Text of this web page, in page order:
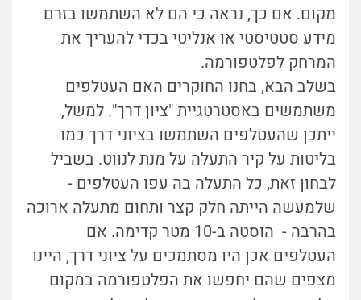
מקום. אם כך, נראה כי הם לא השתמשו בזרם
מידע סטטיסטי או אנליטי בכדי להעריך את
המרחק לפלטפורמה.
בשלב הבא, בחנו החוקרים האם העטלפים
משתמשים באסטרטגיית "ציון דרך". למשל,
ייתכן שהעטלפים השתמשו בציוני דרך כמו
בליטות על קיר התעלה על מנת לנווט. בשביל
לבחון זאת, כל התעלה בה עפו העטלפים -
שלמעשה הייתה חלק קצר ותחום מתעלה ארוכה
בהרבה - הוסטה ב-10 מטר קדימה. אם
העטלפים אכן היו מסתמכים על ציוני דרך, היינו
מצפים שהם יחפשו את הפלטפורמה במקום